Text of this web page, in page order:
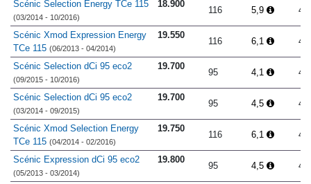
Scénic Selection Energy TCe 115
(03/2014 - 10/2016)
18.900
116 5,9
Scénic Xmod Expression Energy
TCe 115 (06/2013 - 04/2014)
19.550
116 6,1
Scénic Selection dCi 95 eco2
(09/2015 - 10/2016)
19.700
95 4,1
Scénic Selection dCi 95 eco2
(03/2014 - 09/2015)
19.700
95 4,5
Scénic Xmod Selection Energy
TCe 115 (04/2014 - 02/2016)
19.750
116 6,1
Scénic Expression dCi 95 eco2
(05/2013 - 03/2014)
19.800
95 4,5